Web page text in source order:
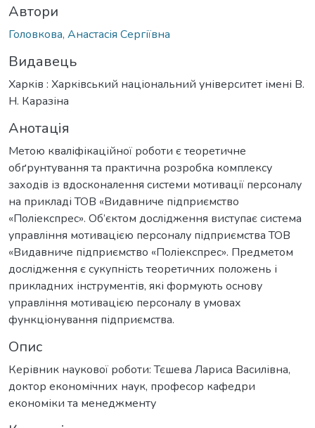
Автори
Головкова, Анастасія Сергіївна
Видавець
Харків : Харківський національний університет імені В.
Н. Каразіна
Анотація
Метою кваліфікаційної роботи є теоретичне
обґрунтування та практична розробка комплексу
заходів із вдосконалення системи мотивації персоналу
на прикладі ТОВ «Видавниче підприємство
«Поліекспрес». Об’єктом дослідження виступає система
управління мотивацією персоналу підприємства ТОВ
«Видавниче підприємство «Поліекспрес». Предметом
дослідження є сукупність теоретичних положень і
прикладних інструментів, які формують основу
управління мотивацією персоналу в умовах
функціонування підприємства.
Опис
Керівник наукової роботи: Тєшева Лариса Василівна,
доктор економічних наук, професор кафедри
економіки та менеджменту